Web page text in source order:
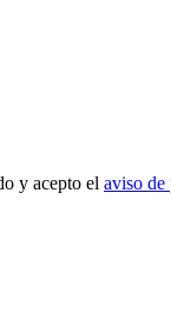
y acepto el aviso de